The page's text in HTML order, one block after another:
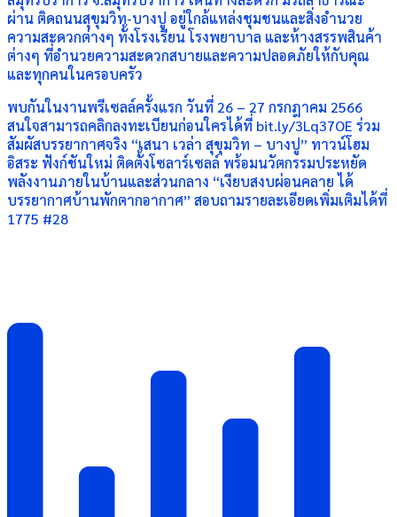
ผ่าน ติดถนนสุขุมวิท-บางปู อยู่ใกล้แหล่งชุมชนและสิ่งอำนวย
ความสะดวกต่างๆ ทั้งโรงเรียน โรงพยาบาล และห้างสรรพสินค้า
ต่างๆ ที่อำนวยความสะดวกสบายและความปลอดภัยให้กับคุณ
และทุกคนในครอบครัว
พบกันในงานพรีเซลล์ครั้งแรก วันที่ 26 – 27 กรกฎาคม 2566
สนใจสามารถคลิกลงทะเบียนก่อนใครได้ที่ bit.ly/3Lq37OE ร่วม
สัมผัสบรรยากาศจริง “เสนา เวล่า สุขุมวิท – บางปู” ทาวน์โฮม
อิสระ ฟังก์ชันใหม่ ติดตั้งโซลาร์เซลล์ พร้อมนวัตกรรมประหยัด
พลังงานภายในบ้านและส่วนกลาง “เงียบสงบผ่อนคลาย ได้
บรรยากาศบ้านพักตากอากาศ” สอบถามรายละเอียดเพิ่มเติมได้ที่
1775 #28